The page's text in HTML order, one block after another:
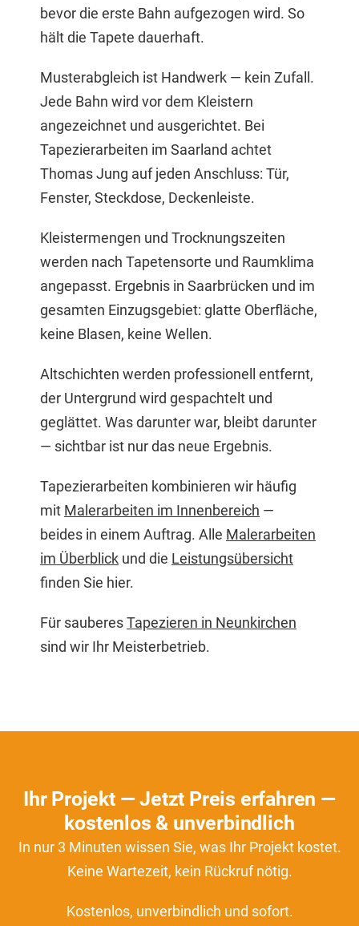
bevor die erste Bahn aufgezogen wird. So
hält die Tapete dauerhaft.
Musterabgleich ist Handwerk — kein Zufall.
Jede Bahn wird vor dem Kleistern
angezeichnet und ausgerichtet. Bei
Tapezierarbeiten im Saarland achtet
Thomas Jung auf jeden Anschluss: Tür,
Fenster, Steckdose, Deckenleiste.
Kleistermengen und Trocknungszeiten
werden nach Tapetensorte und Raumklima
angepasst. Ergebnis in Saarbrücken und im
gesamten Einzugsgebiet: glatte Oberfläche,
keine Blasen, keine Wellen.
Altschichten werden professionell entfernt,
der Untergrund wird gespachtelt und
geglättet. Was darunter war, bleibt darunter
— sichtbar ist nur das neue Ergebnis.
Tapezierarbeiten kombinieren wir häufig
mit Malerarbeiten im Innenbereich —
beides in einem Auftrag. Alle Malerarbeiten
im Überblick und die Leistungsübersicht
finden Sie hier.
Für sauberesTapezieren in Neunkirchen
sind wir Ihr Meisterbetrieb.
Ihr Projekt — Jetzt Preis erfahren —
kostenlos & unverbindlich
In nur 3 Minuten wissen Sie, was Ihr Projekt kostet.
Keine Wartezeit, kein Rückruf nötig.
Kostenlos, unverbindlich und sofort.